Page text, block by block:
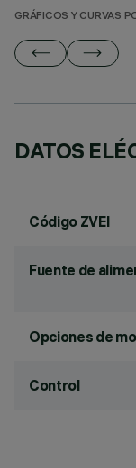
GRÁFICOS Y CURVAS
DATOS
Código ZVEI
Fuente de
Opciones de
Control